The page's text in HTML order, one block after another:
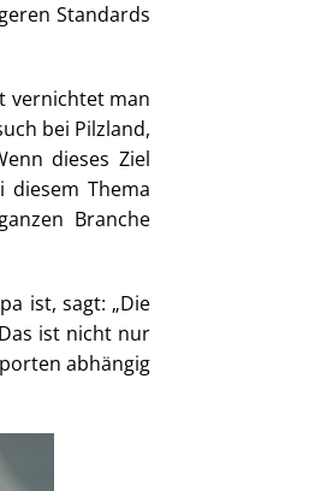
Standards
vernichtet man
bei Pilzland,
dieses Ziel
diesem Thema
Branche
ist, sagt: „Die
ist nicht nur
abhängig